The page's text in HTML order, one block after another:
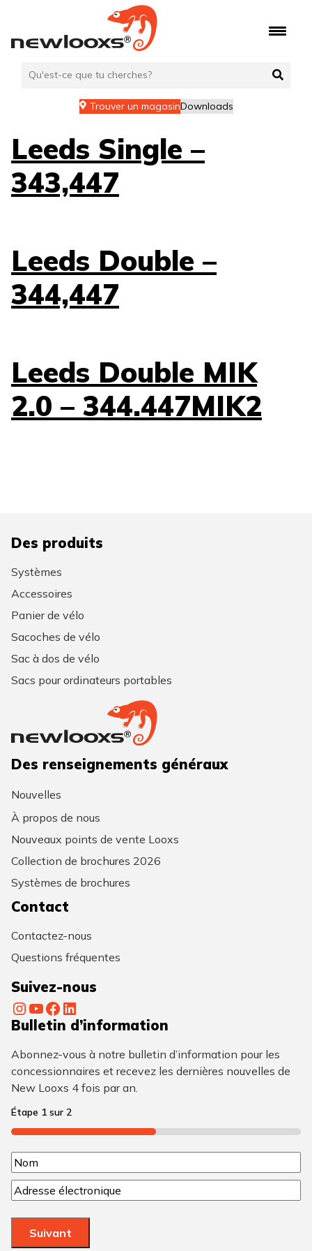
contenu
Trouver un magasinDownloads
Leeds Single –
343,447
Leeds Double –
344,447
Leeds Double MIK
2.0 – 344.447MIK2
Des produits
Systèmes
Accessoires
Panier de vélo
Sacoches de vélo
Sac à dos de vélo
Sacs pour ordinateurs portables
Des renseignements généraux
Nouvelles
À propos de nous
Nouveaux points de vente Looxs
Collection de brochures 2026
Systèmes de brochures
Contact
Contactez-nous
Questions fréquentes
Suivez-nous
InstagramYouTube Facebook LinkedIn
Bulletin d’information
Abonnez-vous à notre bulletin d’information pour les
concessionnaires et recevez les dernières nouvelles de
New Looxs 4 fois par an.
Étape 1 sur 2
50%
N
o
m
N
o
m
C
o
u
Suivant